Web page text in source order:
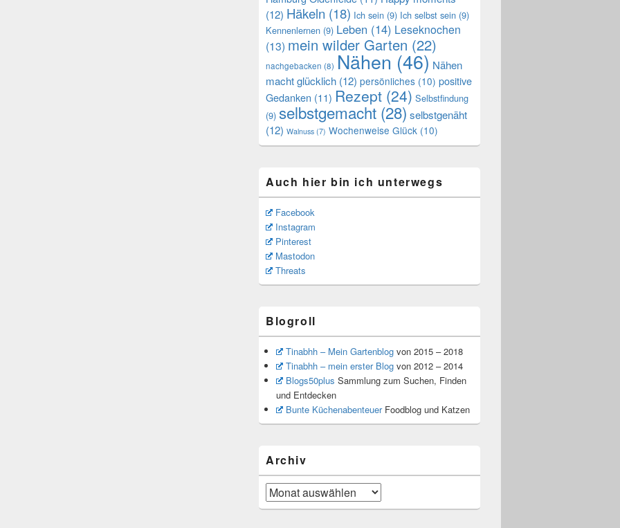
(12) Häkeln (18) Ich sein (9) Ich selbst sein (9)
Kennenlernen (9) Leben (14) Leseknochen
(13) mein wilder Garten (22)
nachgebacken (8) Nähen (46) Nähen
macht glücklich (12) persönliches (10) positive
Gedanken (11) Rezept (24) Selbstfindung
(9) selbstgemacht (28) selbstgenäht
(12) Walnuss (7) Wochenweise Glück (10)
Auch hier bin ich unterwegs
Facebook
Instagram
Pinterest
Mastodon
Threats
Blogroll
Tinabhh – Mein Gartenblogvon 2015 – 2018
Tinabhh – mein erster Blogvon 2012 – 2014
Blogs50plus Sammlung zum Suchen, Finden
und Entdecken
Bunte KüchenabenteuerFoodblog und Katzen
Archiv
Archiv